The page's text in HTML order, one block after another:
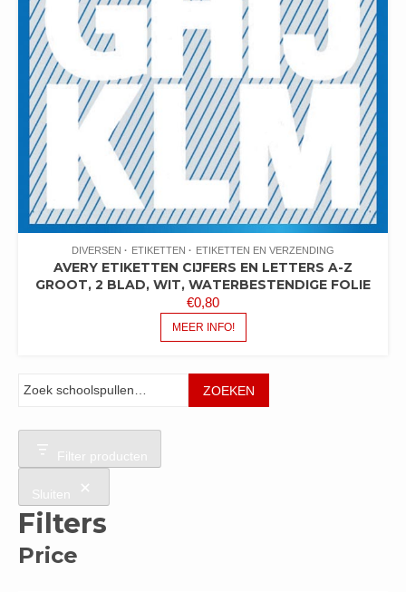
DIVERSEN ETIKETTEN ETIKETTEN EN VERZENDING
AVERY ETIKETTEN CIJFERS EN LETTERS A-Z
GROOT, 2 BLAD, WIT, WATERBESTENDIGE FOLIE
€0,80
MEER INFO!
Zoeken
ZOEKEN
Filter producten
Sluiten
Filters
Price